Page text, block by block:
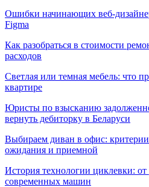
Ошибки начинающих веб-
Figma
Как разобраться в стоимости
расходов
Светлая или темная мебель: что
квартире
Юристы по взысканию
вернуть дебиторку в Беларуси
Выбираем диван в офис:
ожидания и приемной
История технологии циклевки:
современных машин